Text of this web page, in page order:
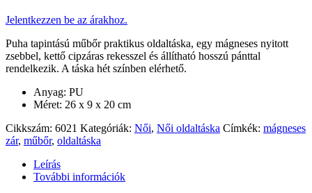
Jelentkezzen be az árakhoz.
Puha tapintású műbőr praktikus oldaltáska, egy mágneses nyitott
zsebbel, kettő cipzáras rekesszel és állítható hosszú pánttal
rendelkezik. A táska hét színben elérhető.
Anyag: PU
Méret: 26 x 9 x 20 cm
Cikkszám: 6021 Kategóriák: Női, Női oldaltáska Címkék: mágneses
zár, műbőr, oldaltáska
Leírás
További információk